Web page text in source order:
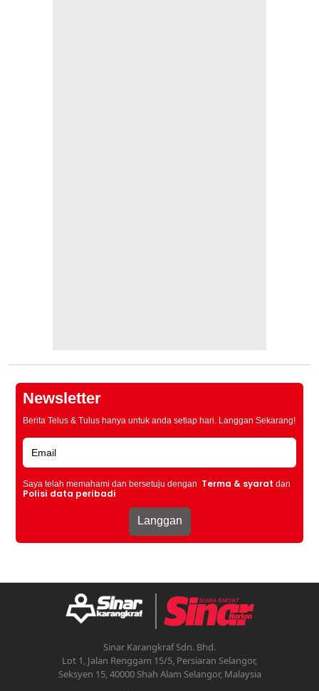
Newsletter
Berita Telus & Tulus hanya untuk anda setiap hari. Langgan Sekarang!
Saya telah memahami dan bersetuju dengan Terma & syarat dan
Polisi data peribadi
Sinar Karangkraf Sdn. Bhd.
Lot 1, Jalan Renggam 15/5, Persiaran Selangor,
Seksyen 15, 40000 Shah Alam Selangor, Malaysia